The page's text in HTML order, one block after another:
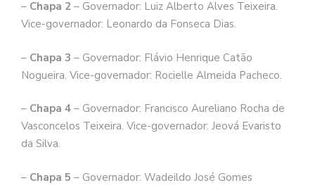
– Chapa 2 – Governador: Luiz Alberto Alves Teixeira.
Vice-governador: Leonardo da Fonseca Dias.
– Chapa 3 – Governador: Flávio Henrique Catão
Nogueira. Vice-governador: Rocielle Almeida Pacheco.
– Chapa 4 – Governador: Francisco Aureliano Rocha de
Vasconcelos Teixeira. Vice-governador: Jeová Evaristo
da Silva.
– Chapa 5 – Governador: Wadeildo José Gomes